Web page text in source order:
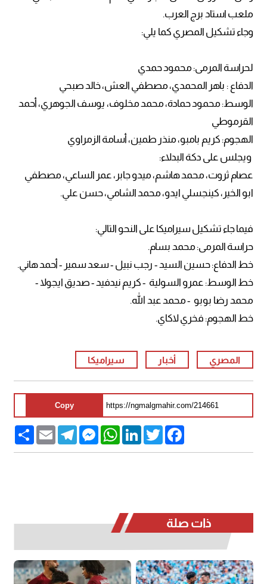
ملعب استاد برج العرب.
وجاء تشكيل المصري كما يلي:
لحراسة المرمى: محمود حمدي
الدفاع : باهر المحمدي، مصطفي العش، خالد صبحي
الوسط: محمود حمادة، محمد مخلوف، يوسف الجوهري، أحمد
القرموطي
الهجوم: كريم بامبو، منذر طمين، أسامة الزمراوي
ويجلس على دكة البدلاء:
عصام ثروت، محمد هاشم، ميدو جابر، عمر الساعي، مصطفي
ابو الخير، كينجسلي ايدو، محمد الشامي، حسن علي.
فيما جاء تشكيل سيراميكا على النحو التالي:
حراسة المرمى: محمد بسام.
خط الدفاع: حسين السيد - رجب نبيل - سعد سمير - أحمد هاني.
خط الوسط: عمرو السولية - كريم نيدفيد - صديق ايجولا -
محمد رضا بوبو - محمد عبد الله.
خط الهجوم: فخري لاكاي.
المصري أخبار سيراميكا
Copy
Share Email
TelegramMessengerWhatsAppLinkedInTwitter
Facebook
ذات صلة